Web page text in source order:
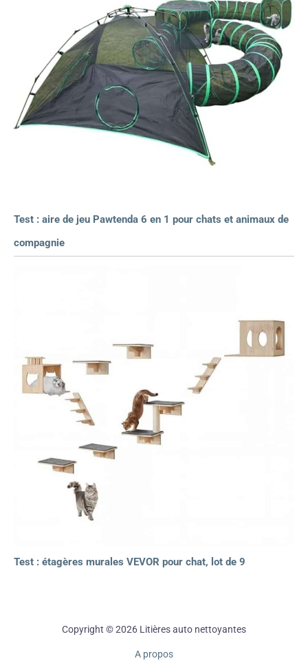
Test : aire de jeu Pawtenda 6 en 1 pour chats et animaux de
compagnie
Test : étagères murales VEVOR pour chat, lot de 9
Copyright © 2026 Litières auto nettoyantes
A propos